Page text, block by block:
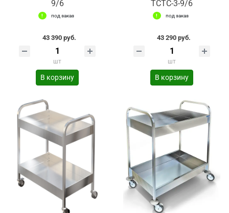
9/6
под заказ
43 390 руб.
шт
В корзину
ТСТС-3-9/6
под заказ
43 290 руб.
шт
В корзину